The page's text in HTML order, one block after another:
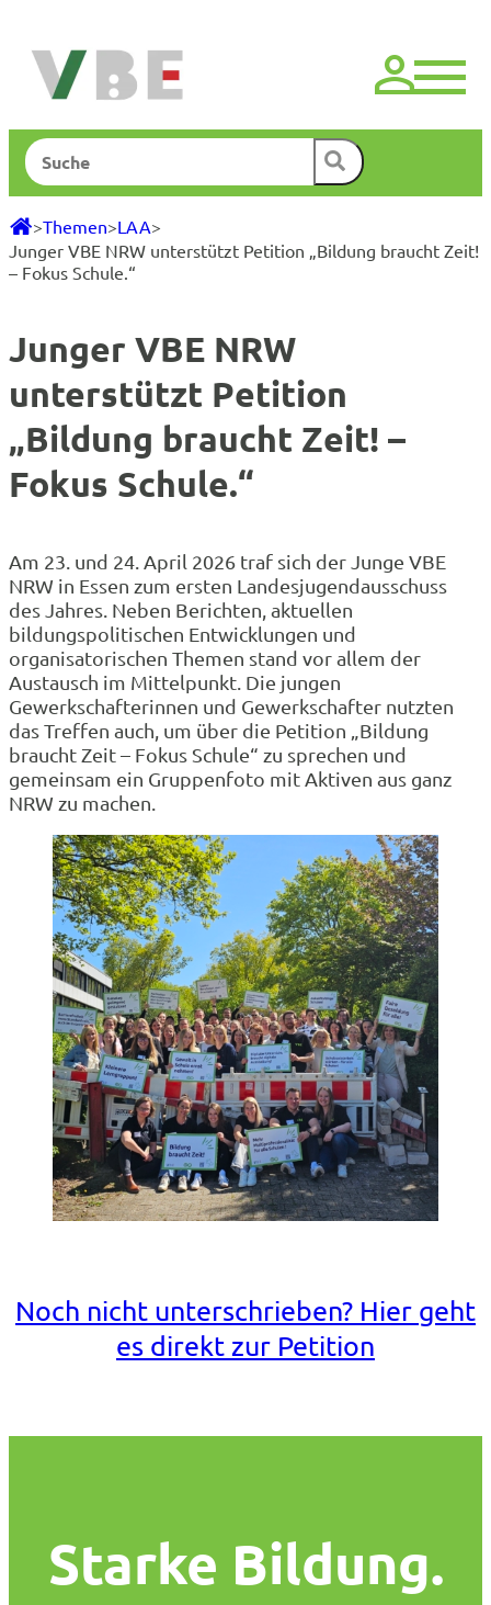
springen
Suchen
>Themen>LAA>
Junger VBE NRW unterstützt Petition „Bildung braucht Zeit!
– Fokus Schule.“
Junger VBE NRW
unterstützt Petition
„Bildung braucht Zeit! –
Fokus Schule.“
Am 23. und 24. April 2026 traf sich der Junge VBE
NRW in Essen zum ersten Landesjugendausschuss
des Jahres. Neben Berichten, aktuellen
bildungspolitischen Entwicklungen und
organisatorischen Themen stand vor allem der
Austausch im Mittelpunkt. Die jungen
Gewerkschafterinnen und Gewerkschafter nutzten
das Treffen auch, um über die Petition „Bildung
braucht Zeit – Fokus Schule“ zu sprechen und
gemeinsam ein Gruppenfoto mit Aktiven aus ganz
NRW zu machen.
Noch nicht unterschrieben? Hier geht
es direkt zur Petition
Starke Bildung.